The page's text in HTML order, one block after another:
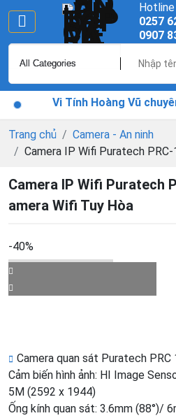
Hotline
0257
0907
Vi Tính Hoàng Vũ
Trang chủ
Camera - An ninh
Camera IP Wifi Puratech
Camera IP Wifi Puratech
amera Wifi Tuy Hòa
-40%
Camera quan sát Puratech
Cảm biến hình ảnh: HI Image
5M (2592 x 1944)
Ống kính quan sát: 3.6mm (88°)/